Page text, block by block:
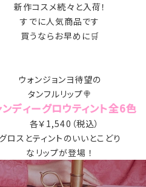
新作コスメ続々と入荷！
すでに人気商品です
買うならお早めに🛒
ウォンジョンヨ待望の
タンフルリップ🍭
ディーグロウティント全6色
各￥1,540（税込）
ロスとティントのいいとこどり
なリップが登場 ！